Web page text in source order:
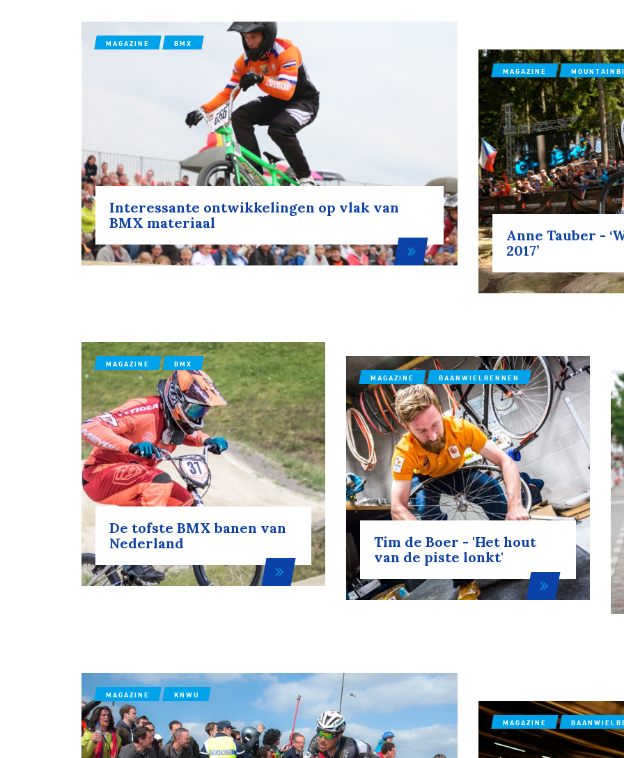
MAGAZINE BMX
Interessante ontwikkelingen op vlak van
BMX materiaal
MAGAZINE
Anne Tauber -
2017’
MAGAZINE BMX
De tofste BMX banen van
Nederland
MAGAZINE BAANWIELRENNEN
Tim de Boer - 'Het hout
van de piste lonkt'
MAGAZINE KNWU
MAGAZINE